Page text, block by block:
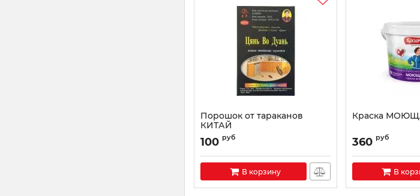
Порошок от тараканов
КИТАЙ
Артикул: 6928567200036
100 руб
В корзину
Краска
360 руб
В